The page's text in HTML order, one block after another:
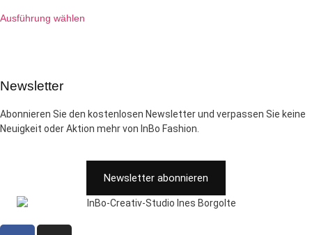
Ausführung wählen
Newsletter
Abonnieren Sie den kostenlosen Newsletter und verpassen Sie keine
Neuigkeit oder Aktion mehr von InBo Fashion.
Newsletter abonnieren